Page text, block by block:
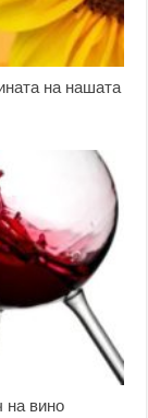
на нашата
на вино